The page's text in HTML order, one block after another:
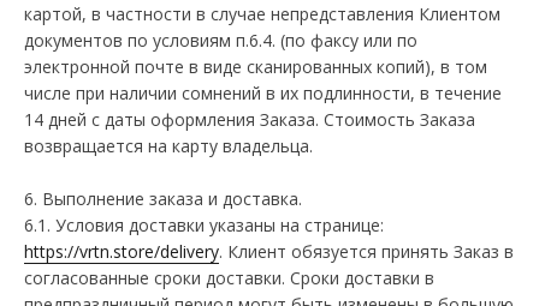
картой, в частности в случае непредставления Клиентом
документов по условиям п.6.4. (по факсу или по
электронной почте в виде сканированных копий), в том
числе при наличии сомнений в их подлинности, в течение
14 дней с даты оформления Заказа. Стоимость Заказа
возвращается на карту владельца.
6. Выполнение заказа и доставка.
6.1. Условия доставки указаны на странице:
https://vrtn.store/delivery. Клиент обязуется принять Заказ в
согласованные сроки доставки. Сроки доставки в